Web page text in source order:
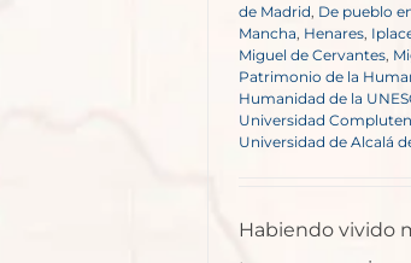
de Madrid, De pueblo
Mancha Henares
Miguel de Cervantes
Patrimonio de la
Humanidad de la
Universidad
Universidad de Alcalá
Habiendo vivido